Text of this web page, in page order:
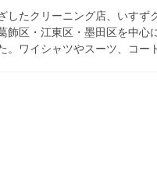
したクリーニング店、いすず
飾区・江東区・墨田区を中心
。ワイシャツやスーツ、コー